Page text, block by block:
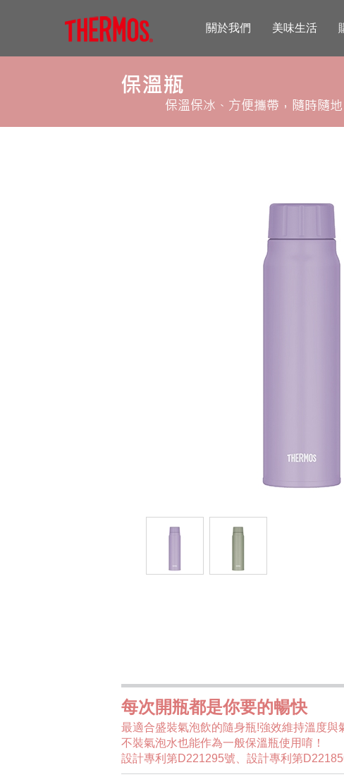
關於我們 美味生活
每次開瓶都是你要的暢快
最適合盛裝氣泡飲的隨身瓶!強效維持溫度與
不裝氣泡水也能作為一般保溫瓶使用唷！
設計專利第D221295號、設計專利第